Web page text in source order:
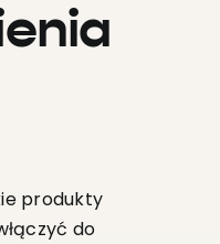
produkty
do